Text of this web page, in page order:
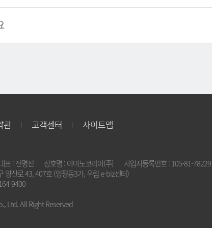
관 고객센터 사이트맵
표 : 전명진 상호명 : 아마노코리아(주)
사업자등록번호 : 105-81-78229
양산로 43, 407호 (양평동3가, 우림 e-biz센터)
9400
Ltd. All Right Reserved